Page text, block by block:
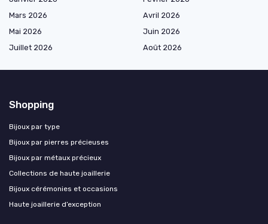
Mars 2026
Avril 2026
Mai 2026
Juin 2026
Juillet 2026
Août 2026
Shopping
Bijoux par type
Bijoux par pierres précieuses
Bijoux par métaux précieux
Collections de haute joaillerie
Bijoux cérémonies et occasions
Haute joaillerie d’exception